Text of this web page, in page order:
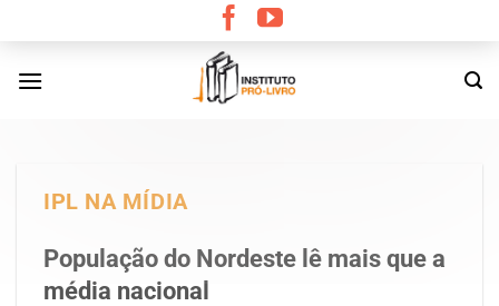
content
IPL NA MÍDIA
População do Nordeste lê mais que a
média nacional